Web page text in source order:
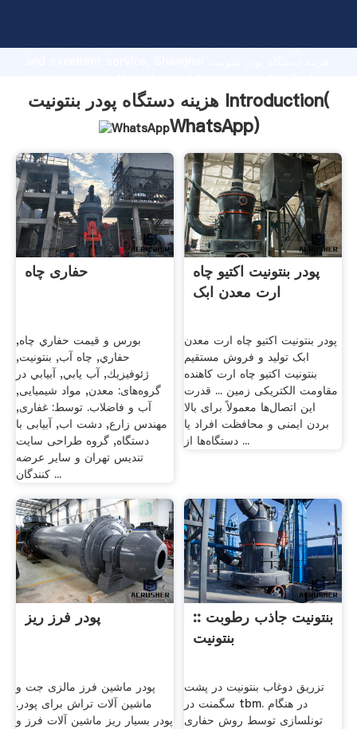
production capability, advanced research strength
customers.
هزینه دستگاه پودر بنتونیت Introduction(
WhatsApp)
حفاری چاه
بورس و قیمت حفاري چاه,
حفاري, چاه آب, بنتونيت,
ژئوفيزيك, آب يابي, آبيابي در
گروه‌های: معدن, مواد شیمیایی,
آب و فاضلاب. توسط: غفاری,
مهندس زارع, دشت اب, آبیابی با
دستگاه, گروه طراحی سایت
تندیس تهران و سایر عرضه
کنندگان ...
پودر بنتونیت اکتیو چاه
ارت معدن ابک
پودر بنتونیت اکتیو چاه ارت معدن
ابک تولید و فروش مستقیم
بنتونیت اکتیو چاه ارت کاهنده
مقاومت الکتریکی زمین ... قدرت
این اتصال‌ها معمولاً برای بالا
بردن ایمنی و محافظت افراد یا
دستگاه‌ها از ...
پودر فرز ریز
پودر ماشین فرز مالزی جت و
ماشین آلات تراش برای پودر.
پودر بسیار ریز ماشین آلات فرز و
بنتونیت جاذب رطوبت ::
بنتونیت
تزریق دوغاب بنتونیت در پشت
سگمنت در tbm. در هنگام
تونلسازی توسط روش حفاری